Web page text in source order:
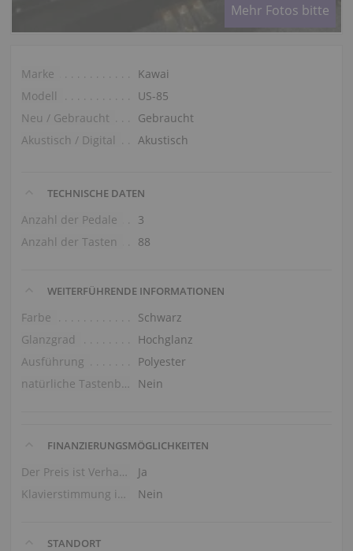
Mehr Fotos bitte
Marke
Kawai
Modell
US-85
Neu / Gebraucht
Gebraucht
Akustisch / Digital
Akustisch
TECHNISCHE DATEN
Anzahl der Pedale
3
Anzahl der Tasten
88
WEITERFÜHRENDE INFORMATIONEN
Farbe
Schwarz
Glanzgrad
Hochglanz
Ausführung
Polyester
natürliche Tastenbelag
Nein
FINANZIERUNGSMÖGLICHKEITEN
Der Preis ist Verhandlungssache
Ja
Klavierstimmung im Preis
Nein
STANDORT